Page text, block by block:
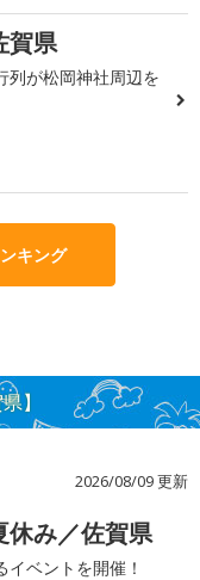
賀県
列が松岡神社周辺を
キング
】
2026/08/09 更新
休み／佐賀県
ベントを開催！